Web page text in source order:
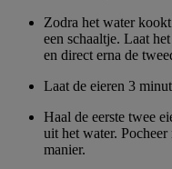
Zodra het water
een schaaltje. Laat
en direct erna de
Laat de eieren 3
Haal de eerste twee
uit het water.
manier.